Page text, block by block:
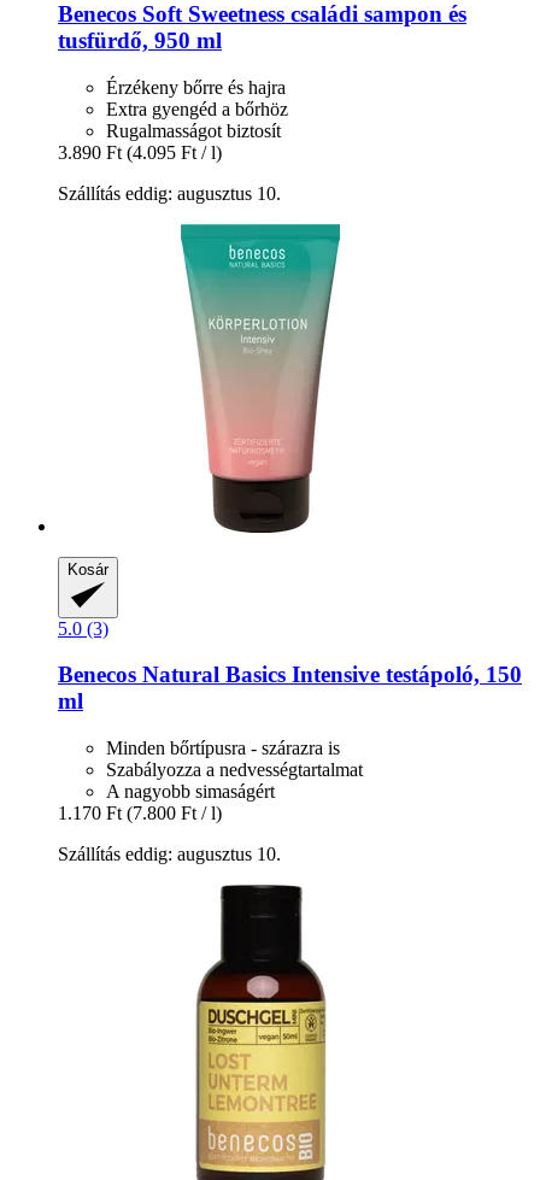
Benecos Soft Sweetness családi sampon és
tusfürdő, 950 ml
Érzékeny bőrre és hajra
Extra gyengéd a bőrhöz
Rugalmasságot biztosít
3.890 Ft (4.095 Ft / l)
Szállítás eddig: augusztus 10.
Kosár
5.0 (3)
Benecos Natural Basics Intensive testápoló, 150
ml
Minden bőrtípusra - szárazra is
Szabályozza a nedvességtartalmat
A nagyobb simaságért
1.170 Ft (7.800 Ft / l)
Szállítás eddig: augusztus 10.